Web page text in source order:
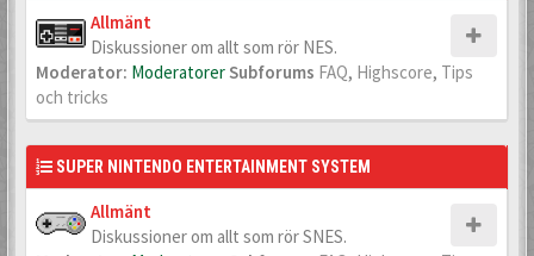
Allmänt
Diskussioner om allt som rör NES.
Moderator: ModeratorerSubforums FAQ, Highscore, Tips
och tricks
SUPER NINTENDO ENTERTAINMENT SYSTEM
Allmänt
Diskussioner om allt som rör SNES.